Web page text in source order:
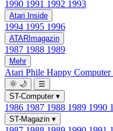
1990 1991 1992 1993
Atari Inside
1994 1995 1996
ATARImagazin
1987 1988 1989
Mehr
Atari Phile Happy Computer
🌞 🌙
☰
ST-Computer ▾
1986 1987 1988 1989 1990
ST-Magazin ▾